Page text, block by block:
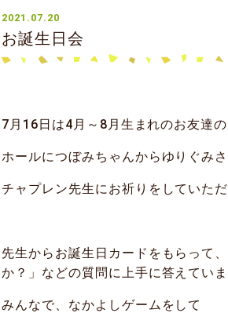
2021.07.20
お誕生日会
7月16日は4月～8月生まれのお友達の
ホールにつぼみちゃんからゆりぐみ
チャプレン先生にお祈りをしていた
先生からお誕生日カードをもらって
か？」などの質問に上手に答えていま
みんなで、なかよしゲームをして